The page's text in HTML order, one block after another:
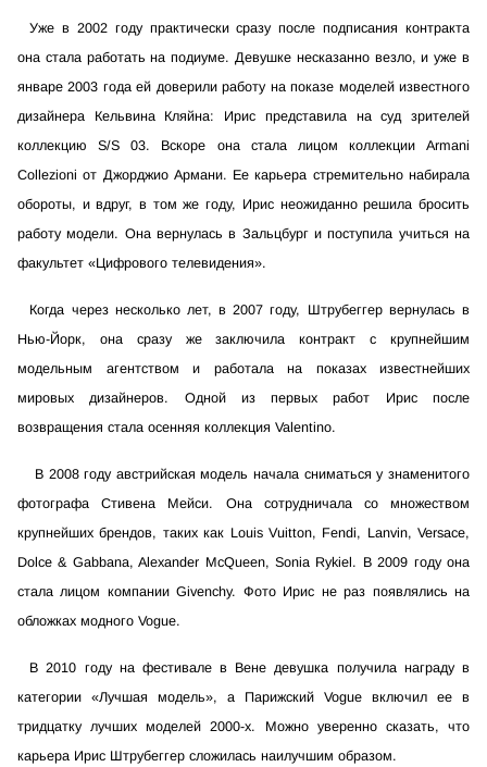
Уже в 2002 году практически сразу после подписания контракта
она стала работать на подиуме. Девушке несказанно везло, и уже в
январе 2003 года ей доверили работу на показе моделей известного
дизайнера Кельвина Кляйна: Ирис представила на суд зрителей
коллекцию S/S 03. Вскоре она стала лицом коллекции Armani
Collezioni от Джорджио Армани. Ее карьера стремительно набирала
обороты, и вдруг, в том же году, Ирис неожиданно решила бросить
работу модели. Она вернулась в Зальцбург и поступила учиться на
факультет «Цифрового телевидения».
Когда через несколько лет, в 2007 году, Штрубеггер вернулась в
Нью-Йорк, она сразу же заключила контракт с крупнейшим
модельным агентством и работала на показах известнейших
мировых дизайнеров. Одной из первых работ Ирис после
возвращения стала осенняя коллекция Valentino.
В 2008 году австрийская модель начала сниматься у знаменитого
фотографа Стивена Мейси. Она сотрудничала со множеством
крупнейших брендов, таких как Louis Vuitton, Fendi, Lanvin, Versace,
Dolce & Gabbana, Alexander McQueen, Sonia Rykiel. В 2009 году она
стала лицом компании Givenchy. Фото Ирис не раз появлялись на
обложках модного Vogue.
В 2010 году на фестивале в Вене девушка получила награду в
категории «Лучшая модель», а Парижский Vogue включил ее в
тридцатку лучших моделей 2000-х. Можно уверенно сказать, что
карьера Ирис Штрубеггер сложилась наилучшим образом.